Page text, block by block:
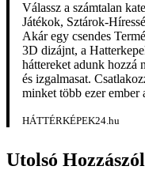
Válassz a számtalan
Játékok, Sztárok-
Akár egy csendes
3D dizájnt, a
háttereket adunk hozzá
és izgalmasat.
minket több ezer ember
HÁTTÉRKÉPEK24.hu
Utolsó